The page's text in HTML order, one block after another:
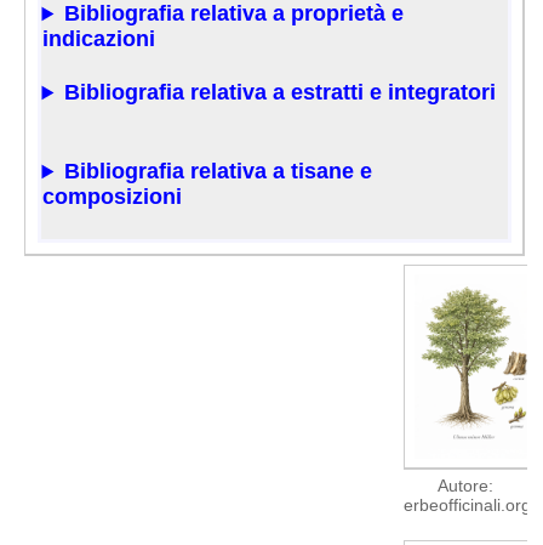
Bibliografia relativa a proprietà e
indicazioni
Bibliografia relativa a estratti e integratori
Bibliografia relativa a tisane e
composizioni
Autore:
erbeofficinali.org